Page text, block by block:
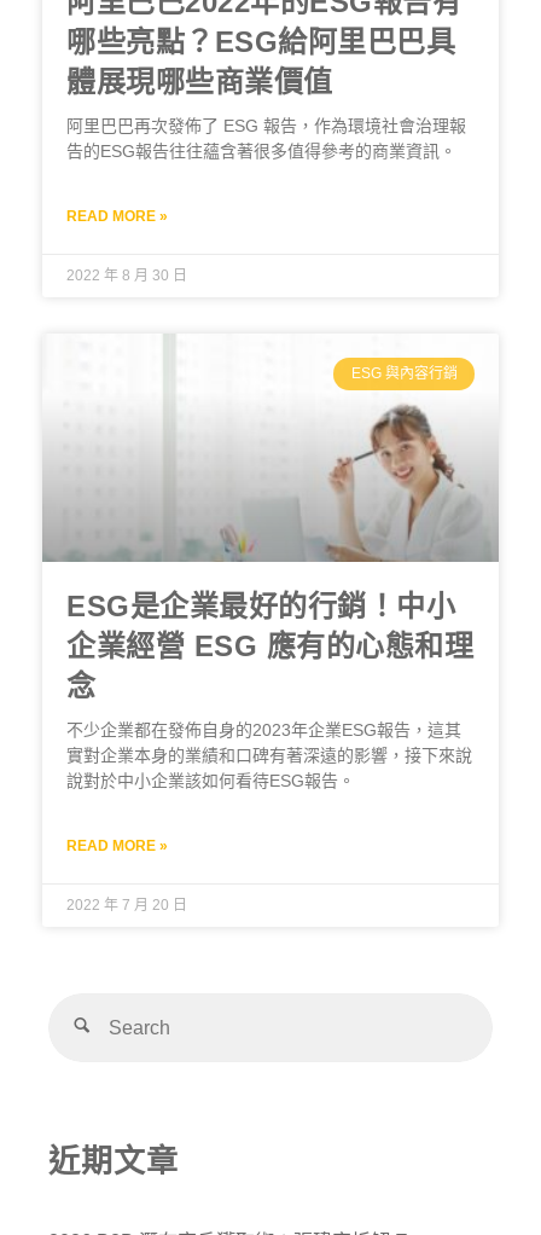
哪些亮點？ESG給阿里巴巴具
體展現哪些商業價值
阿里巴巴再次發佈了 ESG 報告，作為環境社會治理報
告的ESG報告往往蘊含著很多值得參考的商業資訊。
READ MORE »
2022 年 8 月 30 日
ESG 與內容行銷
ESG是企業最好的行銷！中小
企業經營 ESG 應有的心態和理
念
不少企業都在發佈自身的2023年企業ESG報告，這其
實對企業本身的業績和口碑有著深遠的影響，接下來說
說對於中小企業該如何看待ESG報告。
READ MORE »
2022 年 7 月 20 日
近期文章